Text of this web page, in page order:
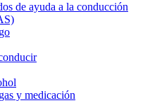
de ayuda a la conducción
y medicación